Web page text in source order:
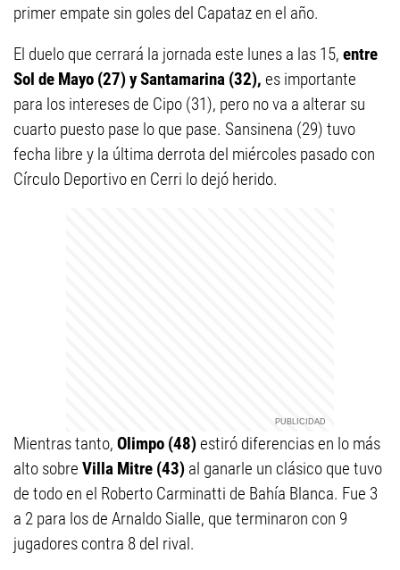
primer empate sin goles del Capataz en el año.
El duelo que cerrará la jornada este lunes a las 15, entre
Sol de Mayo (27) y Santamarina (32), es importante
para los intereses de Cipo (31), pero no va a alterar su
cuarto puesto pase lo que pase. Sansinena (29) tuvo
fecha libre y la última derrota del miércoles pasado con
Círculo Deportivo en Cerri lo dejó herido.
Mientras tanto, Olimpo (48)estiró diferencias en lo más
alto sobre Villa Mitre (43) al ganarle un clásico que tuvo
de todo en el Roberto Carminatti de Bahía Blanca. Fue 3
a 2 para los de Arnaldo Sialle, que terminaron con 9
jugadores contra 8 del rival.